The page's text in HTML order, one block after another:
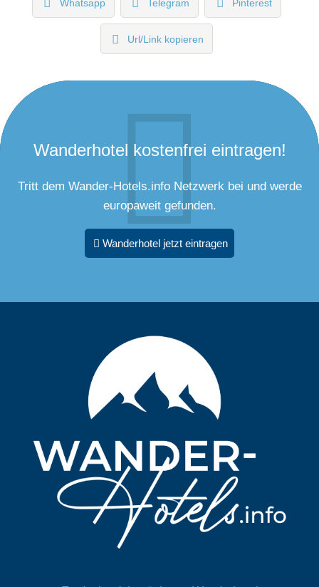
Whatsapp Telegram Pinterest
Url/Link kopieren
Wanderhotel kostenfrei eintragen!
Tritt dem Wander-Hotels.info Netzwerk bei und werde
europaweit gefunden.
Wanderhotel jetzt eintragen